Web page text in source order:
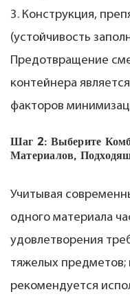
3. Конструкция,
(устойчивость
Предотвращение
контейнера
факторов
Шаг 2: Выберите
Материалов,
Учитывая
одного материала
удовлетворения
тяжелых предметов;
рекомендуется